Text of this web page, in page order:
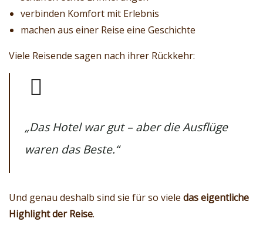
verbinden Komfort mit Erlebnis
machen aus einer Reise eine Geschichte
Viele Reisende sagen nach ihrer Rückkehr:
„Das Hotel war gut – aber die Ausflüge
waren das Beste.“
Und genau deshalb sind sie für so viele das eigentliche
Highlight der Reise.